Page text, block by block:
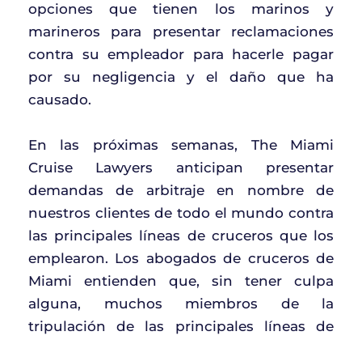
opciones que tienen los marinos y
marineros para presentar reclamaciones
contra su empleador para hacerle pagar
por su negligencia y el daño que ha
causado.
En las próximas semanas, The Miami
Cruise Lawyers anticipan presentar
demandas de arbitraje en nombre de
nuestros clientes de todo el mundo contra
las principales líneas de cruceros que los
emplearon. Los abogados de cruceros de
Miami entienden que, sin tener culpa
alguna, muchos miembros de la
tripulación de las principales líneas de